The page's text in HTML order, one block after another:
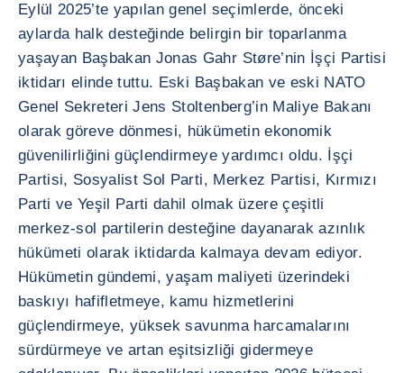
Eylül 2025’te yapılan genel seçimlerde, önceki
aylarda halk desteğinde belirgin bir toparlanma
yaşayan Başbakan Jonas Gahr Støre’nin İşçi Partisi
iktidarı elinde tuttu. Eski Başbakan ve eski NATO
Genel Sekreteri Jens Stoltenberg’in Maliye Bakanı
olarak göreve dönmesi, hükümetin ekonomik
güvenilirliğini güçlendirmeye yardımcı oldu. İşçi
Partisi, Sosyalist Sol Parti, Merkez Partisi, Kırmızı
Parti ve Yeşil Parti dahil olmak üzere çeşitli
merkez-sol partilerin desteğine dayanarak azınlık
hükümeti olarak iktidarda kalmaya devam ediyor.
Hükümetin gündemi, yaşam maliyeti üzerindeki
baskıyı hafifletmeye, kamu hizmetlerini
güçlendirmeye, yüksek savunma harcamalarını
sürdürmeye ve artan eşitsizliği gidermeye